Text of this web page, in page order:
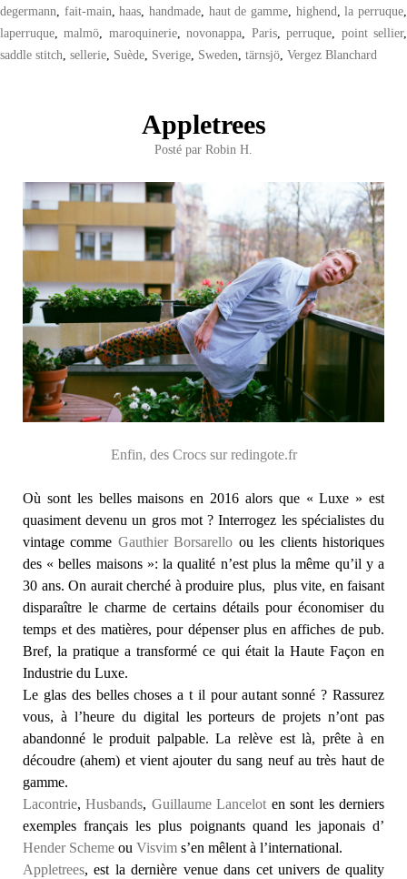
degermann fait-main ,haas ,handmade haut de gamme highend ,la perruque
laperruque ,malmö maroquinerie,novonappa Paris,perruque point sellier,
saddle stitch sellerie Suède Sverige Sweden tärnsjö Vergez Blanchard
Appletrees
Posté par Robin H.
Enfin, des Crocs sur redingote.fr
Où sont les belles maisons en 2016 alors que « Luxe » est
quasiment devenu un gros mot ? Interrogez les spécialistes du
vintage comme Gauthier Borsarello ou les clients historiques
des « belles maisons »: la qualité n’est plus la même qu’il y a
30 ans. On aurait cherché à produire plus, plus vite, en faisant
disparaître le charme de certains détails pour économiser du
temps et des matières, pour dépenser plus en affiches de pub.
Bref, la pratique a transformé ce qui était la Haute Façon en
Industrie du Luxe.
Le glas des belles choses a t il pour autant sonné ? Rassurez
vous, à l’heure du digital les porteurs de projets n’ont pas
abandonné le produit palpable. La relève est là, prête à en
découdre (ahem) et vient ajouter du sang neuf au très haut de
gamme.
Lacontrie,Husbands, Guillaume Lancelot en sont les derniers
exemples français les plus poignants quand les japonais d’
Hender Scheme ou Visvim s’en mêlent à l’international.
Appletrees, est la dernière venue dans cet univers de quality